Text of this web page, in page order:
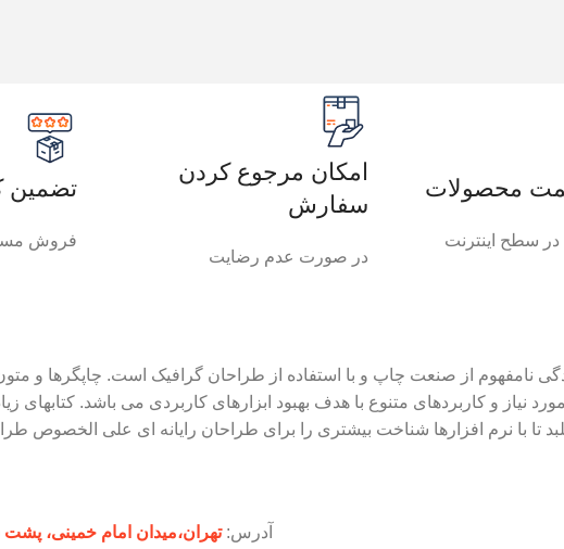
محصولات
سطح اینترنت
امکان مرجوع کردن
سفارش
در صورت عدم رضایت
تضمین
فروش
نامفهوم از صنعت چاپ و با استفاده از طراحان گرافیک است. چاپگرها و
نیاز و کاربردهای متنوع با هدف بهبود ابزارهای کاربردی می باشد.
تا با نرم افزارها شناخت بیشتری را برای طراحان رایانه ای علی الخصوص
آدرس:تهران،‌میدان امام خمینی، پشت